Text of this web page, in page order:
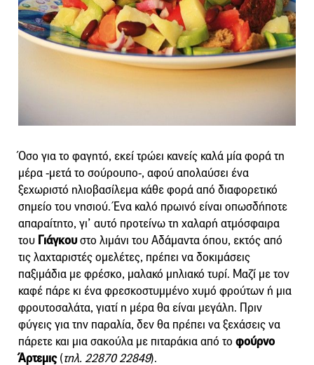
Όσο για το φαγητό, εκεί τρώει κανείς καλά μία φορά τη
μέρα -μετά το σούρουπο-, αφού απολαύσει ένα
ξεχωριστό ηλιοβασίλεμα κάθε φορά από διαφορετικό
σημείο του νησιού. Ένα καλό πρωινό είναι οπωσδήποτε
απαραίτητο, γι’ αυτό προτείνω τη χαλαρή ατμόσφαιρα
του Γιάγκουστο λιμάνι του Αδάμαντα όπου, εκτός από
τις λαχταριστές ομελέτες, πρέπει να δοκιμάσεις
παξιμάδια με φρέσκο, μαλακό μηλιακό τυρί. Μαζί με τον
καφέ πάρε κι ένα φρεσκοστυμμένο χυμό φρούτων ή μια
φρουτοσαλάτα, γιατί η μέρα θα είναι μεγάλη. Πριν
φύγεις για την παραλία, δεν θα πρέπει να ξεχάσεις να
πάρετε και μια σακούλα με πιταράκια από το φούρνο
Άρτεμις(τηλ. 22870 22849).